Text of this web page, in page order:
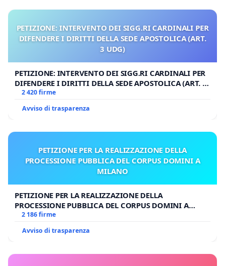
PETIZIONE: INTERVENTO DEI SIGG.RI CARDINALI PER
DIFENDERE I DIRITTI DELLA SEDE APOSTOLICA (ART.
3 UDG)
PETIZIONE: INTERVENTO DEI SIGG.RI CARDINALI PER
DIFENDERE I DIRITTI DELLA SEDE APOSTOLICA (ART. 3
UDG)
2 420 firme
Avviso di trasparenza
PETIZIONE PER LA REALIZZAZIONE DELLA
PROCESSIONE PUBBLICA DEL CORPUS DOMINI A
MILANO
PETIZIONE PER LA REALIZZAZIONE DELLA
PROCESSIONE PUBBLICA DEL CORPUS DOMINI A
MILANO
2 186 firme
Avviso di trasparenza